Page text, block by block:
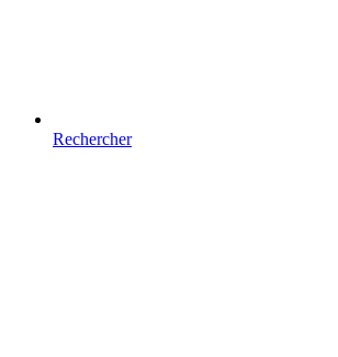
Rechercher